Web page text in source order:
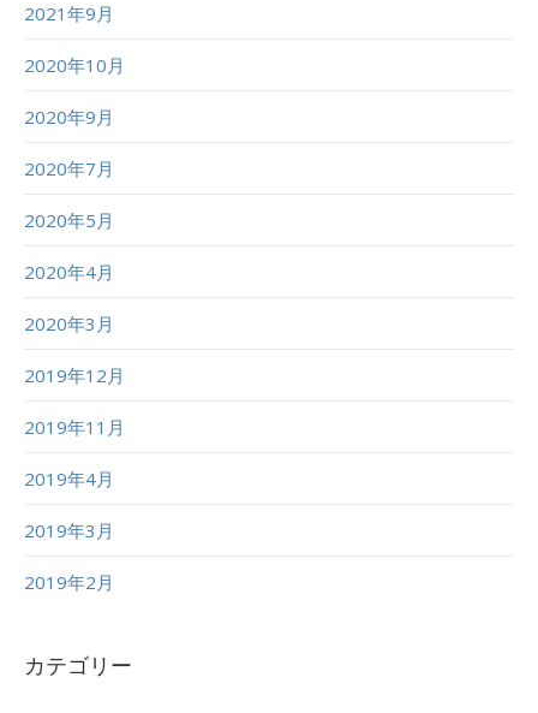
2021年9月
2020年10月
2020年9月
2020年7月
2020年5月
2020年4月
2020年3月
2019年12月
2019年11月
2019年4月
2019年3月
2019年2月
カテゴリー